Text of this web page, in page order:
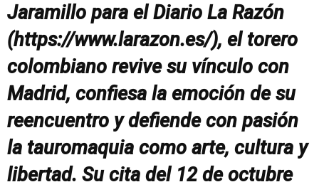
Jaramillo para el Diario La Razón
(https://www.larazon.es/), el torero
colombiano revive su vínculo con
Madrid, confiesa la emoción de su
reencuentro y defiende con pasión
la tauromaquia como arte, cultura y
libertad. Su cita del 12 de octubre